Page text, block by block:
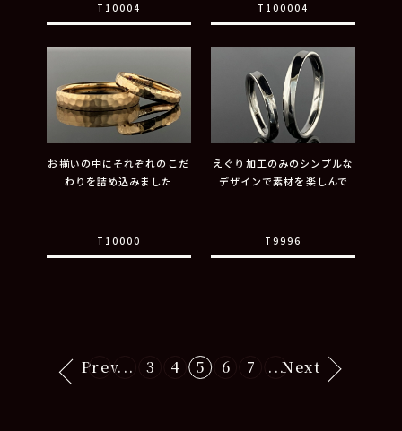
T10004 T100004
お揃いの中にそれぞれのこだ
わりを詰め込みました
T10000
えぐり加工のみのシンプルな
デザインで素材を楽しんで
T9996
Prev... 3 4 5 6 7 ...Next